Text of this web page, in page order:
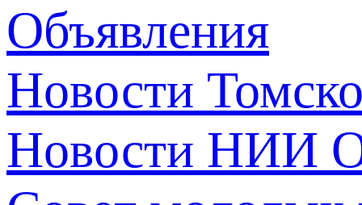
Объявления
Новости
Новости НИИ